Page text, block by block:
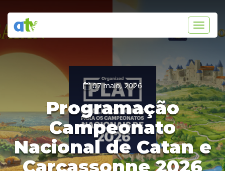
Toggle
07 maio, 2026
Programação
Campeonato
Nacional de Catan e
Carcassonne 2026